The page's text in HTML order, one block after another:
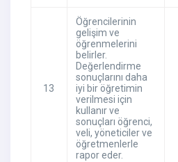
13
Öğrencilerinin
gelişim ve
öğrenmelerini
belirler.
Değerlendirme
sonuçlarını daha
iyi bir öğretimin
verilmesi için
kullanır ve
sonuçları öğrenci,
veli, yöneticiler ve
öğretmenlerle
rapor eder.